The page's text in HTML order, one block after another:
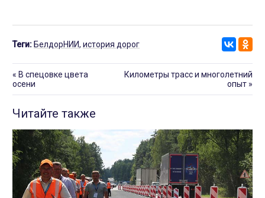
Теги: БелдорНИИ, история дорог
« В спецовке цвета
осени
Километры трасс и многолетний
опыт »
Читайте также